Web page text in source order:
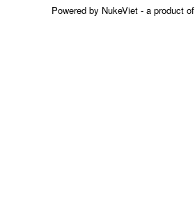
Powered by NukeViet - a product of